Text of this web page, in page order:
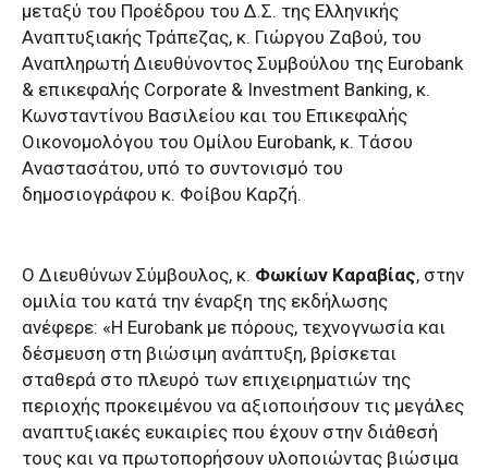
μεταξύ του Προέδρου του Δ.Σ. της Ελληνικής
Αναπτυξιακής Τράπεζας, κ. Γιώργου Ζαβού, του
Αναπληρωτή Διευθύνοντος Συμβούλου της Eurobank
& επικεφαλής Corporate & Investment Banking, κ.
Κωνσταντίνου Βασιλείου και του Επικεφαλής
Οικονομολόγου του Ομίλου Eurobank, κ. Τάσου
Αναστασάτου, υπό το συντονισμό του
δημοσιογράφου κ. Φοίβου Καρζή.
Ο Διευθύνων Σύμβουλος, κ. Φωκίων Καραβίας, στην
ομιλία του κατά την έναρξη της εκδήλωσης
ανέφερε: «Η Eurobank με πόρους, τεχνογνωσία και
δέσμευση στη βιώσιμη ανάπτυξη, βρίσκεται
σταθερά στο πλευρό των επιχειρηματιών της
περιοχής προκειμένου να αξιοποιήσουν τις μεγάλες
αναπτυξιακές ευκαιρίες που έχουν στην διάθεσή
τους και να πρωτοπορήσουν υλοποιώντας βιώσιμα